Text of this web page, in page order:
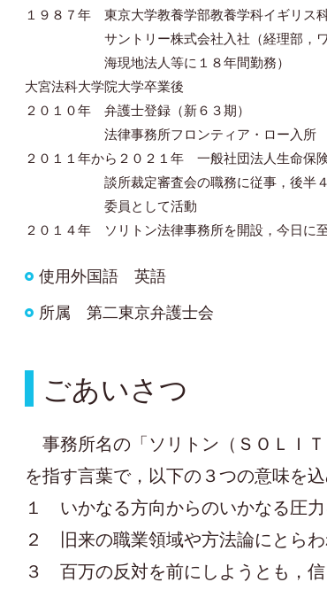
１９８７年 東京大学教養学部教養学科イギリス
サントリー株式会社入社（経理部，ワ
海現地法人等に１８年間勤務）
大宮法科大学院大学卒業後
２０１０年 弁護士登録（新６３期）
法律事務所フロンティア・ロー入所
２０１１年から２０２１年 一般社団法人生命保
談所裁定審査会の職務に従事，後半４
委員として活動
２０１４年 ソリトン法律事務所を開設，今日に
使用外国語 英語
所属 第二東京弁護士会
ごあいさつ
事務所名の「ソリトン（ＳＯＬＩ
を指す言葉で，以下の３つの意味を込
１ いかなる方向からのいかなる圧
２ 旧来の職業領域や方法論にとら
３ 百万の反対を前にしようとも，